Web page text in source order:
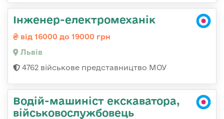
Інженер-електромеханік
від 16000 до 19000 грн
Львів
4762 військове представництво МОУ
Водій-машиніст екскаватора,
військовослужбовець